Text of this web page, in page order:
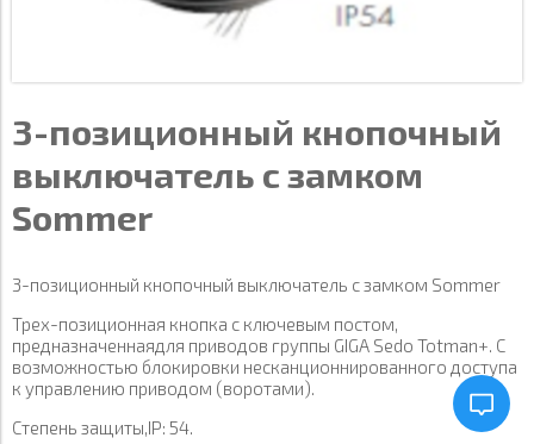
3-позиционный кнопочный
выключатель с замком
Sommer
3-позиционный кнопочный выключатель с замком Sommer
Трех-позиционная кнопка с ключевым постом,
предназначеннаядля приводов группы GIGA Sedo Totman+. С
возможностью блокировки несканционнированного доступа
к управлению приводом (воротами).
Степень защиты,IP: 54.